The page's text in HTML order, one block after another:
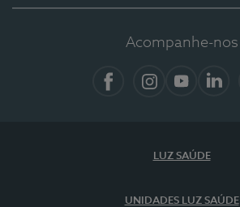
Acompanhe-nos
LUZ SAÚDE
UNIDADES LUZ SAÚDE